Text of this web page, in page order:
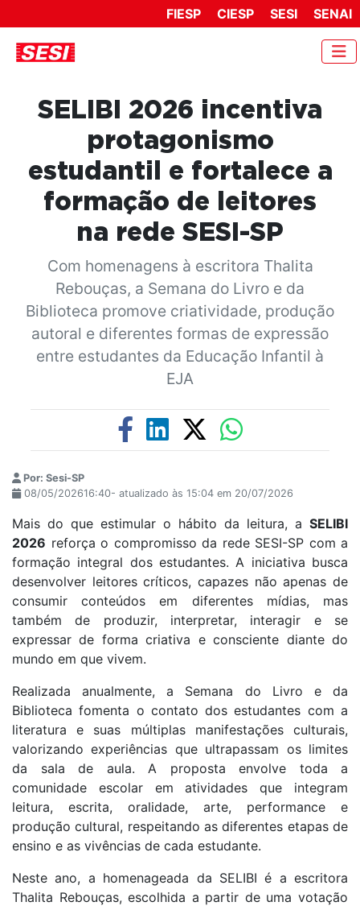
FIESP CIESP SESI SENAI
SELIBI 2026 incentiva
protagonismo
estudantil e fortalece a
formação de leitores
na rede SESI-SP
Com homenagens à escritora Thalita
Rebouças, a Semana do Livro e da
Biblioteca promove criatividade, produção
autoral e diferentes formas de expressão
entre estudantes da Educação Infantil à
EJA
Por: Sesi-SP
08/05/202616:40- atualizado às 15:04 em 20/07/2026
Mais do que estimular o hábito da leitura, a SELIBI
2026 reforça o compromisso da rede SESI-SP com a
formação integral dos estudantes. A iniciativa busca
desenvolver leitores críticos, capazes não apenas de
consumir conteúdos em diferentes mídias, mas
também de produzir, interpretar, interagir e se
expressar de forma criativa e consciente diante do
mundo em que vivem.
Realizada anualmente, a Semana do Livro e da
Biblioteca fomenta o contato dos estudantes com a
literatura e suas múltiplas manifestações culturais,
valorizando experiências que ultrapassam os limites
da sala de aula. A proposta envolve toda a
comunidade escolar em atividades que integram
leitura, escrita, oralidade, arte, performance e
produção cultural, respeitando as diferentes etapas de
ensino e as vivências de cada estudante.
Neste ano, a homenageada da SELIBI é a escritora
Thalita Rebouças, escolhida a partir de uma votação